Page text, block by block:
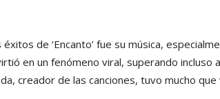
de ‘Encanto’ fue su música,
en un fenómeno viral, superando incluso a
creador de las canciones, tuvo mucho